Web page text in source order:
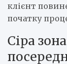
клієнт
початку
Сіра